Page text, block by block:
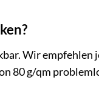
Wir
80 g/qm